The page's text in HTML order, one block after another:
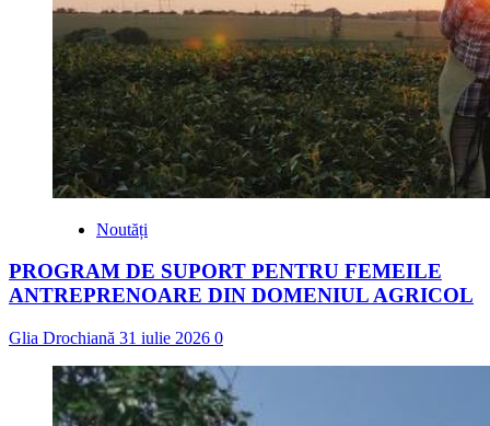
Noutăți
PROGRAM DE SUPORT PENTRU FEMEILE
ANTREPRENOARE DIN DOMENIUL AGRICOL
Glia Drochiană 31 iulie 2026 0